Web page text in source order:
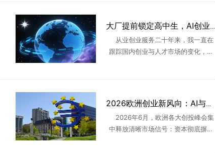
大厂提前锁定高中生，AI创业改写年轻人出路
从业创业服务二十年来，我一直在
跟踪国内创业与人才市场的变化，今
2026欧洲创业新风向：AI与工业硬科技成资本核心赛道
2026年6月，欧洲各大创投峰会集
中释放清晰市场信号：资本彻底摒弃